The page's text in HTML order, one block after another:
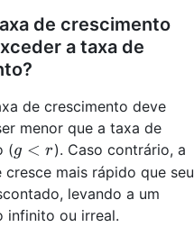
de crescimento
a taxa de
de crescimento deve
menor que a taxa de
(g
<
r
g < r). Caso contrário, a
cresce mais rápido que seu
levando a um
infinito ou irreal.